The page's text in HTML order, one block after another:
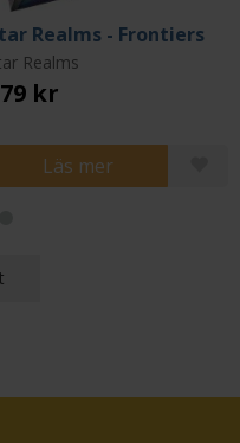
Realms - Frontiers
Realms
kr
Läs mer